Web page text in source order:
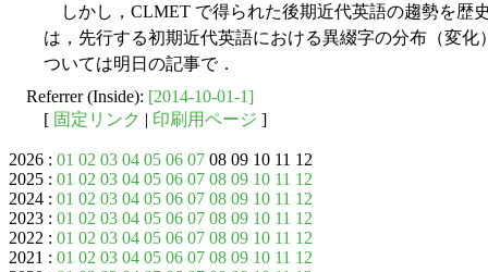
しかし，CLMET で得られた後期近代英語の趨勢を歴
は，先行する初期近代英語における異綴字の分布（変
ついては明日の記事で．
Referrer (Inside): [2014-10-01-1]
[ 固定リンク | 印刷用ページ ]
2026 : 01 02 03 04 05 06 07 08 09 10 11 12
2025 : 01 02 03 04 05 06 07 08 09 10 11 12
2024 : 01 02 03 04 05 06 07 08 09 10 11 12
2023 : 01 02 03 04 05 06 07 08 09 10 11 12
2022 : 01 02 03 04 05 06 07 08 09 10 11 12
2021 : 01 02 03 04 05 06 07 08 09 10 11 12